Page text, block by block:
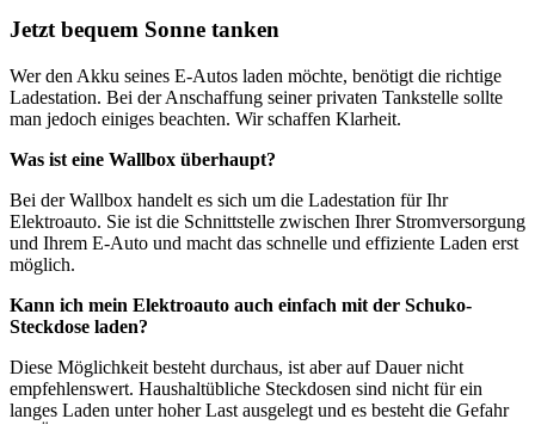
Jetzt bequem Sonne tanken
Wer den Akku seines E-Autos laden möchte, benötigt die richtige
Ladestation. Bei der Anschaffung seiner privaten Tankstelle sollte
man jedoch einiges beachten. Wir schaffen Klarheit.
Was ist eine Wallbox überhaupt?
Bei der Wallbox handelt es sich um die Ladestation für Ihr
Elektroauto. Sie ist die Schnittstelle zwischen Ihrer Stromversorgung
und Ihrem E-Auto und macht das schnelle und effiziente Laden erst
möglich.
Kann ich mein Elektroauto auch einfach mit der Schuko-
Steckdose laden?
Diese Möglichkeit besteht durchaus, ist aber auf Dauer nicht
empfehlenswert. Haushaltübliche Steckdosen sind nicht für ein
langes Laden unter hoher Last ausgelegt und es besteht die Gefahr